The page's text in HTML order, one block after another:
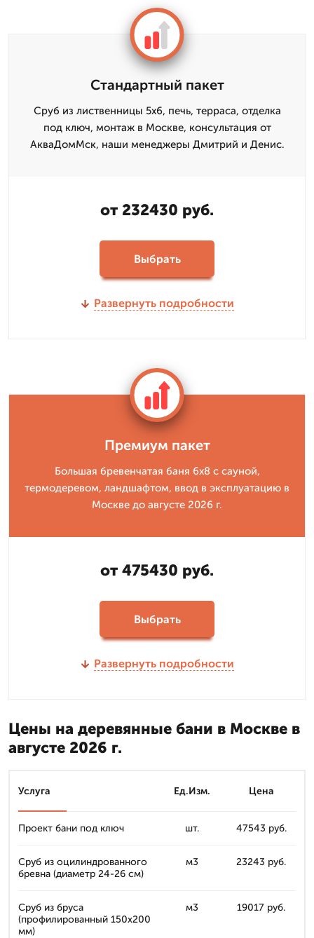
Стандартный пакет
Сруб из лиственницы 5x6, печь, терраса, отделка
под ключ, монтаж в Москве, консультация от
АкваДомМск, наши менеджеры Дмитрий и Денис.
от 232430 руб.
Выбрать
Развернуть подробности
Премиум пакет
Большая бревенчатая баня 6x8 с сауной,
термодеревом, ландшафтом, ввод в эксплуатацию в
Москве до августе 2026 г.
от 475430 руб.
Выбрать
Развернуть подробности
Цены на деревянные бани в Москве в
августе 2026 г.
Услуга Ед.Изм. Цена
Проект бани под ключ шт. 47543 руб.
Сруб из оцилиндрованного
бревна (диаметр 24-26 см)
м3 23243 руб.
Сруб из бруса
(профилированный 150x200
мм)
м3 19017 руб.